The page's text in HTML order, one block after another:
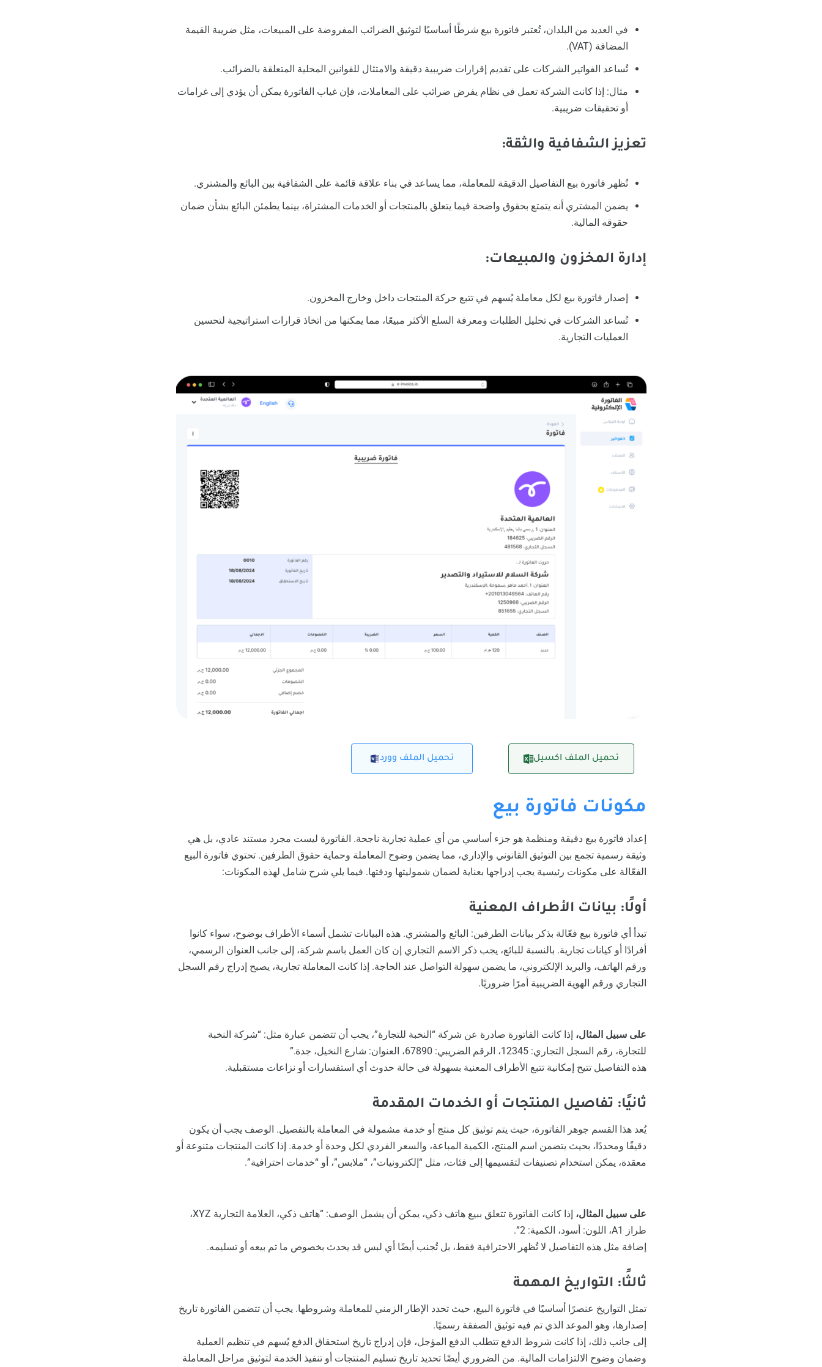
في العديد من البلدان، تُعتبر فاتورة بيع شرطًا أساسيًا لتوثيق الضرائب المفروضة على المبيعات، مثل ضريبة القيمة
المضافة (VAT).
تُساعد الفواتير الشركات على تقديم إقرارات ضريبية دقيقة والامتثال للقوانين المحلية المتعلقة بالضرائب.
مثال: إذا كانت الشركة تعمل في نظام يفرض ضرائب على المعاملات، فإن غياب الفاتورة يمكن أن يؤدي إلى غرامات
أو تحقيقات ضريبية.
تعزيز الشفافية والثقة:
تُظهر فاتورة بيع التفاصيل الدقيقة للمعاملة، مما يساعد في بناء علاقة قائمة على الشفافية بين البائع والمشتري.
يضمن المشتري أنه يتمتع بحقوق واضحة فيما يتعلق بالمنتجات أو الخدمات المشتراة، بينما يطمئن البائع بشأن ضمان
حقوقه المالية.
إدارة المخزون والمبيعات:
إصدار فاتورة بيع لكل معاملة يُسهم في تتبع حركة المنتجات داخل وخارج المخزون.
تُساعد الشركات في تحليل الطلبات ومعرفة السلع الأكثر مبيعًا، مما يمكنها من اتخاذ قرارات استراتيجية لتحسين
العمليات التجارية.
تحميل الملف اكسيل تحميل الملف وورد
مكونات فاتورة بيع
إعداد فاتورة بيع دقيقة ومنظمة هو جزء أساسي من أي عملية تجارية ناجحة. الفاتورة ليست مجرد مستند عادي، بل هي
وثيقة رسمية تجمع بين التوثيق القانوني والإداري، مما يضمن وضوح المعاملة وحماية حقوق الطرفين. تحتوي فاتورة البيع
الفعّالة على مكونات رئيسية يجب إدراجها بعناية لضمان شموليتها ودقتها. فيما يلي شرح شامل لهذه المكونات:
أولًا: بيانات الأطراف المعنية
تبدأ أي فاتورة بيع فعّالة بذكر بيانات الطرفين: البائع والمشتري. هذه البيانات تشمل أسماء الأطراف بوضوح، سواء كانوا
أفرادًا أو كيانات تجارية. بالنسبة للبائع، يجب ذكر الاسم التجاري إن كان العمل باسم شركة، إلى جانب العنوان الرسمي،
ورقم الهاتف، والبريد الإلكتروني، ما يضمن سهولة التواصل عند الحاجة. إذا كانت المعاملة تجارية، يصبح إدراج رقم السجل
التجاري ورقم الهوية الضريبية أمرًا ضروريًا.
على سبيل المثال، إذا كانت الفاتورة صادرة عن شركة “النخبة للتجارة”، يجب أن تتضمن عبارة مثل: “شركة النخبة
للتجارة، رقم السجل التجاري: 12345، الرقم الضريبي: 67890، العنوان: شارع النخيل، جدة.”
هذه التفاصيل تتيح إمكانية تتبع الأطراف المعنية بسهولة في حالة حدوث أي استفسارات أو نزاعات مستقبلية.
ثانيًا: تفاصيل المنتجات أو الخدمات المقدمة
يُعد هذا القسم جوهر الفاتورة، حيث يتم توثيق كل منتج أو خدمة مشمولة في المعاملة بالتفصيل. الوصف يجب أن يكون
دقيقًا ومحددًا، بحيث يتضمن اسم المنتج، الكمية المباعة، والسعر الفردي لكل وحدة أو خدمة. إذا كانت المنتجات متنوعة أو
معقدة، يمكن استخدام تصنيفات لتقسيمها إلى فئات، مثل “إلكترونيات”، “ملابس”، أو “خدمات احترافية”.
على سبيل المثال،
إذا كانت الفاتورة تتعلق ببيع هاتف ذكي، يمكن أن يشمل الوصف: “هاتف ذكي، العلامة التجارية XYZ،
طراز A1، اللون: أسود، الكمية: 2”.
إضافة مثل هذه التفاصيل لا تُظهر الاحترافية فقط، بل تُجنب أيضًا أي لبس قد يحدث بخصوص ما تم بيعه أو تسليمه.
ثالثًا: التواريخ المهمة
تمثل التواريخ عنصرًا أساسيًا في فاتورة البيع، حيث تحدد الإطار الزمني للمعاملة وشروطها. يجب أن تتضمن الفاتورة تاريخ
إصدارها، وهو الموعد الذي تم فيه توثيق الصفقة رسميًا.
إلى جانب ذلك، إذا كانت شروط الدفع تتطلب الدفع المؤجل، فإن إدراج تاريخ استحقاق الدفع يُسهم في تنظيم العملية
وضمان وضوح الالتزامات المالية. من الضروري أيضًا تحديد تاريخ تسليم المنتجات أو تنفيذ الخدمة لتوثيق مراحل المعاملة